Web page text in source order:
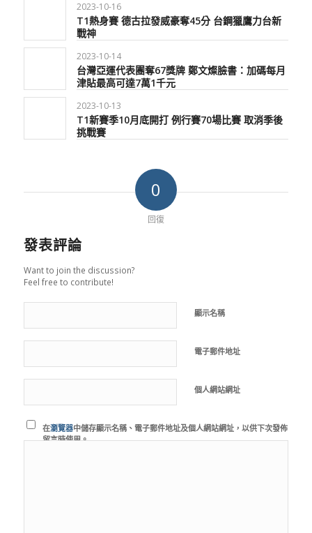
2023-10-16
T1熱身賽 德古拉發威豪奪45分 台鋼獵鷹力台新
戰神
2023-10-14
台灣亞運代表團奪67獎牌 鄭文燦臉書：加碼每月
津貼最高可達7萬1千元
2023-10-13
T1新賽季10月底開打 例行賽70場比賽 取消季後
挑戰賽
0
回復
發表評論
Want to join the discussion?
Feel free to contribute!
顯示名稱
電子郵件地址
個人網站網址
在瀏覽器中儲存顯示名稱、電子郵件地址及個人網站網址，以供下次發佈
留言時使用。